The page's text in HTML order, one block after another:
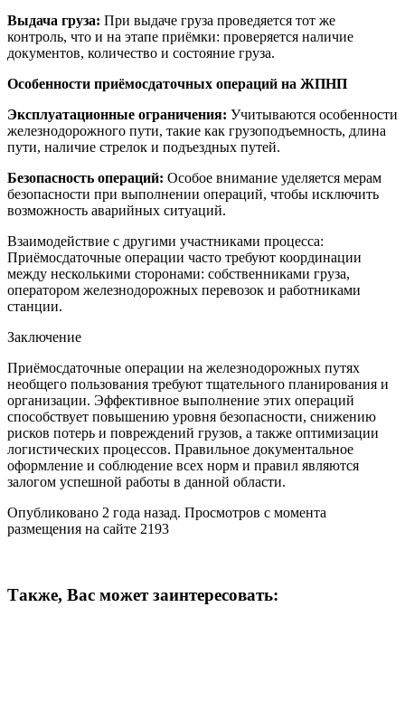
Выдача груза: При выдаче груза проведяется тот же
контроль, что и на этапе приёмки: проверяется наличие
документов, количество и состояние груза.
Особенности приёмосдаточных операций на ЖПНП
Эксплуатационные ограничения: Учитываются особенности
железнодорожного пути, такие как грузоподъемность, длина
пути, наличие стрелок и подъездных путей.
Безопасность операций: Особое внимание уделяется мерам
безопасности при выполнении операций, чтобы исключить
возможность аварийных ситуаций.
Взаимодействие с другими участниками процесса:
Приёмосдаточные операции часто требуют координации
между несколькими сторонами: собственниками груза,
оператором железнодорожных перевозок и работниками
станции.
Заключение
Приёмосдаточные операции на железнодорожных путях
необщего пользования требуют тщательного планирования и
организации. Эффективное выполнение этих операций
способствует повышению уровня безопасности, снижению
рисков потерь и повреждений грузов, а также оптимизации
логистических процессов. Правильное документальное
оформление и соблюдение всех норм и правил являются
залогом успешной работы в данной области.
Опубликовано 2 года назад. Просмотров с момента
размещения на сайте 2193
Также, Вас может заинтересовать: